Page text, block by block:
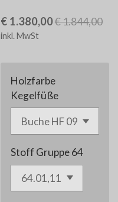
€ 1.380,00€ 1.844,00
inkl. MwSt
Holzfarbe
Kegelfüße
Stoff Gruppe 64